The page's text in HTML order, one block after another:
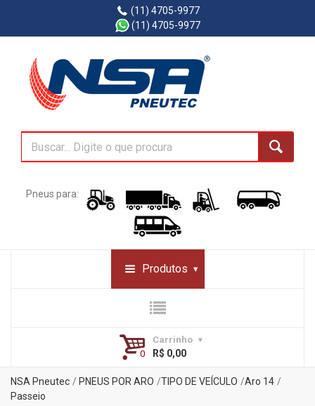
(11) 4705-9977
(11) 4705-9977
Pneus para:
Produtos
Carrinho
R$ 0,00
NSA Pneutec PNEUS POR ARO TIPO DE VEÍCULO
Aro 14
Passeio